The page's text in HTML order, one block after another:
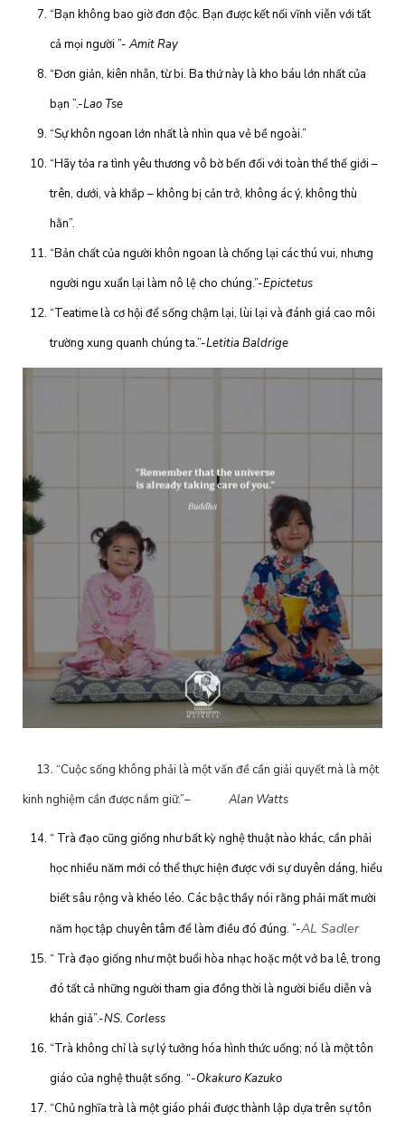
“Bạn không bao giờ đơn độc. Bạn được kết nối vĩnh viễn với tất
cả mọi người ”- Amit Ray
“Đơn giản, kiên nhẫn, từ bi. Ba thứ này là kho báu lớn nhất của
bạn ”.-Lao Tse
“Sự khôn ngoan lớn nhất là nhìn qua vẻ bề ngoài.”
“Hãy tỏa ra tình yêu thương vô bờ bến đối với toàn thể thế giới –
trên, dưới, và khắp – không bị cản trở, không ác ý, không thù
hằn”.
“Bản chất của người khôn ngoan là chống lại các thú vui, nhưng
người ngu xuẩn lại làm nô lệ cho chúng.”-Epictetus
“Teatime là cơ hội để sống chậm lại, lùi lại và đánh giá cao môi
trường xung quanh chúng ta.”-Letitia Baldrige
13. “Cuộc sống không phải là một vấn đề cần giải quyết mà là một
kinh nghiệm cần được nắm giữ.”– Alan Watts
“ Trà đạo cũng giống như bất kỳ nghệ thuật nào khác, cần phải
học nhiều năm mới có thể thực hiện được với sự duyên dáng, hiểu
biết sâu rộng và khéo léo. Các bậc thầy nói rằng phải mất mười
năm học tập chuyên tâm để làm điều đó đúng. ”-AL Sadler
“ Trà đạo giống như một buổi hòa nhạc hoặc một vở ba lê, trong
đó tất cả những người tham gia đồng thời là người biểu diễn và
khán giả”.-NS. Corless
“Trà không chỉ là sự lý tưởng hóa hình thức uống; nó là một tôn
giáo của nghệ thuật sống. “-Okakuro Kazuko
“Chủ nghĩa trà là một giáo phái được thành lập dựa trên sự tôn